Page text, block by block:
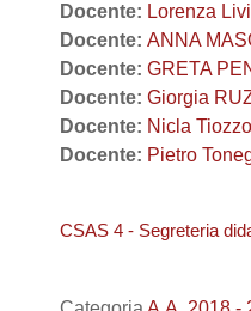
Docente: Lorenza
Docente: ANNA
Docente: GRETA
Docente: Giorgia
Docente: Nicla
Docente: Pietro
CSAS 4 - Segreteria